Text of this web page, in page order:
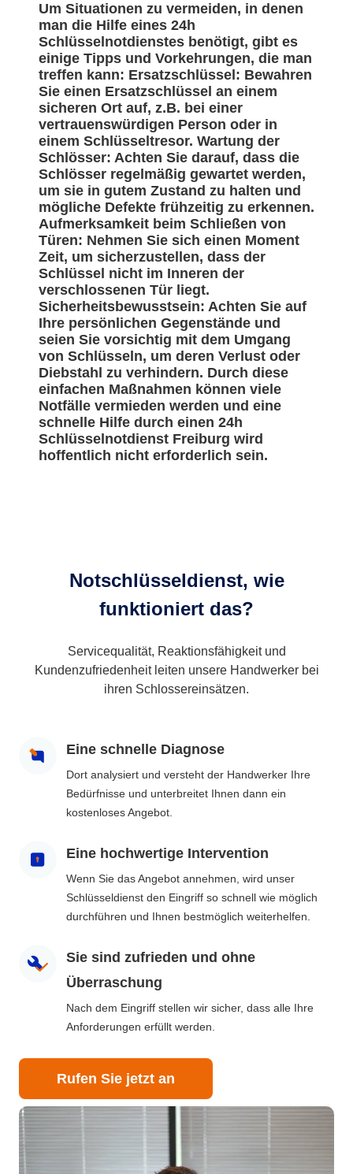
Um Situationen zu vermeiden, in denen
man die Hilfe eines 24h
Schlüsselnotdienstes benötigt, gibt es
einige Tipps und Vorkehrungen, die man
treffen kann: Ersatzschlüssel: Bewahren
Sie einen Ersatzschlüssel an einem
sicheren Ort auf, z.B. bei einer
vertrauenswürdigen Person oder in
einem Schlüsseltresor. Wartung der
Schlösser: Achten Sie darauf, dass die
Schlösser regelmäßig gewartet werden,
um sie in gutem Zustand zu halten und
mögliche Defekte frühzeitig zu erkennen.
Aufmerksamkeit beim Schließen von
Türen: Nehmen Sie sich einen Moment
Zeit, um sicherzustellen, dass der
Schlüssel nicht im Inneren der
verschlossenen Tür liegt.
Sicherheitsbewusstsein: Achten Sie auf
Ihre persönlichen Gegenstände und
seien Sie vorsichtig mit dem Umgang
von Schlüsseln, um deren Verlust oder
Diebstahl zu verhindern. Durch diese
einfachen Maßnahmen können viele
Notfälle vermieden werden und eine
schnelle Hilfe durch einen 24h
Schlüsselnotdienst Freiburg wird
hoffentlich nicht erforderlich sein.
Notschlüsseldienst, wie
funktioniert das?
Servicequalität, Reaktionsfähigkeit und
Kundenzufriedenheit leiten unsere Handwerker bei
ihren Schlossereinsätzen.
Eine schnelle Diagnose
Dort analysiert und versteht der Handwerker Ihre
Bedürfnisse und unterbreitet Ihnen dann ein
kostenloses Angebot.
Eine hochwertige Intervention
Wenn Sie das Angebot annehmen, wird unser
Schlüsseldienst den Eingriff so schnell wie möglich
durchführen und Ihnen bestmöglich weiterhelfen.
Sie sind zufrieden und ohne
Überraschung
Nach dem Eingriff stellen wir sicher, dass alle Ihre
Anforderungen erfüllt werden.
Rufen Sie jetzt an